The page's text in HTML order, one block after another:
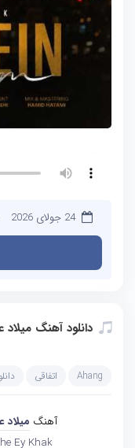
24 جولای 2026
دانلود آهنگ
Ahang اتفاقی
آهنگ میلاد
Ey Khak